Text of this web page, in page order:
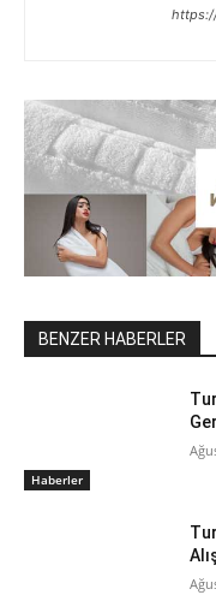
BENZER HABERLER
Haberler